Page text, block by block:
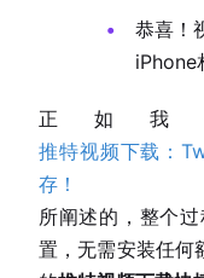
恭喜！
iPhone
正如我
推特视频下载：
存！
所阐述的，整个
置，无需安装任何